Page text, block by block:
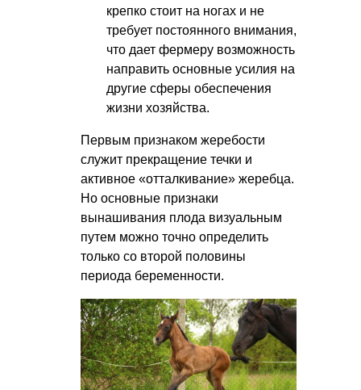
крепко стоит на ногах и не
требует постоянного внимания,
что дает фермеру возможность
направить основные усилия на
другие сферы обеспечения
жизни хозяйства.
Первым признаком жеребости
служит прекращение течки и
активное «отталкивание» жеребца.
Но основные признаки
вынашивания плода визуальным
путем можно точно определить
только со второй половины
периода беременности.